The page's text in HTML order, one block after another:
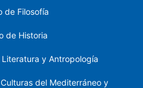
de Filosofía
de Historia
y Antropología
del Mediterráneo y